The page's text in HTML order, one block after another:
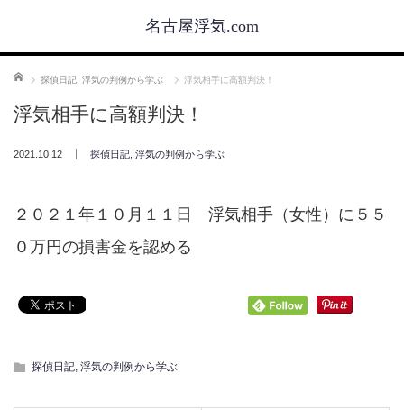
名古屋浮気.com
ホーム 探偵日記 浮気の判例から学ぶ 浮気相手に高額判決！
浮気相手に高額判決！
2021.10.12 探偵日記 浮気の判例から学ぶ
２０２１年１０月１１日 浮気相手（女性）に５５
０万円の損害金を認める
探偵日記 浮気の判例から学ぶ